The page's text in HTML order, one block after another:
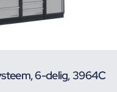
6-delig, 3964C